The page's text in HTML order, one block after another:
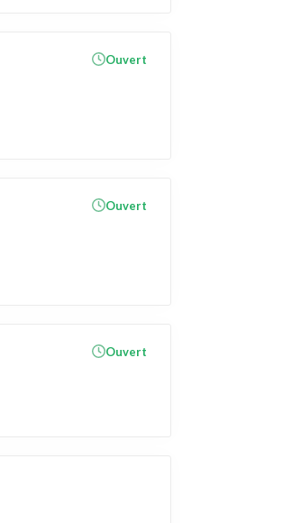
Ouvert
Ouvert
Ouvert